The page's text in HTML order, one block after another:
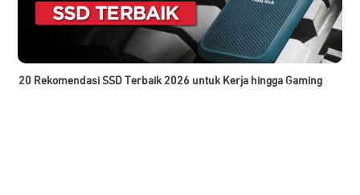
20 Rekomendasi SSD Terbaik 2026 untuk Kerja hingga Gaming